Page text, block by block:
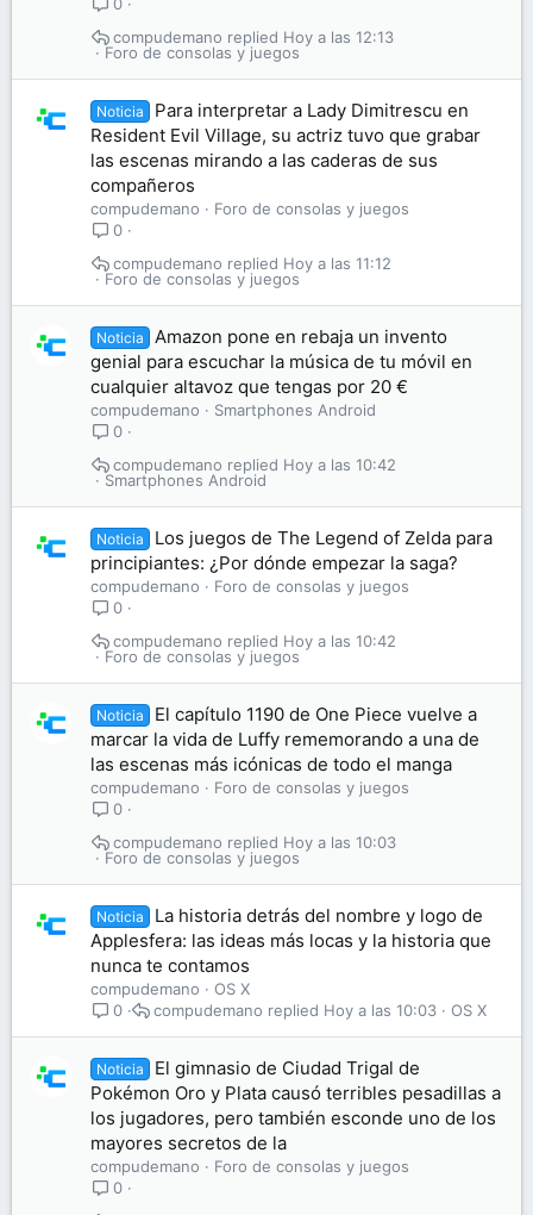
Foro de consolas y juegos
Hoy a las 12:13
compudemano
Noticia
Para interpretar a Lady Dimitrescu en
Resident Evil Village, su actriz tuvo que grabar
las escenas mirando a las caderas de sus
compañeros
compudemano
Foro de consolas y juegos
0
Foro de consolas y juegos
Hoy a las 11:12
compudemano
Noticia
Amazon pone en rebaja un invento
genial para escuchar la música de tu móvil en
cualquier altavoz que tengas por 20 €
compudemano
Smartphones Android
0
Smartphones Android
Hoy a las 10:42
compudemano
Noticia
Los juegos de The Legend of Zelda para
principiantes: ¿Por dónde empezar la saga?
compudemano
Foro de consolas y juegos
0
Foro de consolas y juegos
Hoy a las 10:42
compudemano
Noticia
El capítulo 1190 de One Piece vuelve a
marcar la vida de Luffy rememorando a una de
las escenas más icónicas de todo el manga
compudemano
Foro de consolas y juegos
0
Foro de consolas y juegos
Hoy a las 10:03
compudemano
Noticia
La historia detrás del nombre y logo de
Applesfera: las ideas más locas y la historia que
nunca te contamos
compudemano
OS X
0
OS X
Hoy a las 10:03
compudemano
Noticia
El gimnasio de Ciudad Trigal de
Pokémon Oro y Plata causó terribles pesadillas a
los jugadores, pero también esconde uno de los
mayores secretos de la
compudemano
Foro de consolas y juegos
0